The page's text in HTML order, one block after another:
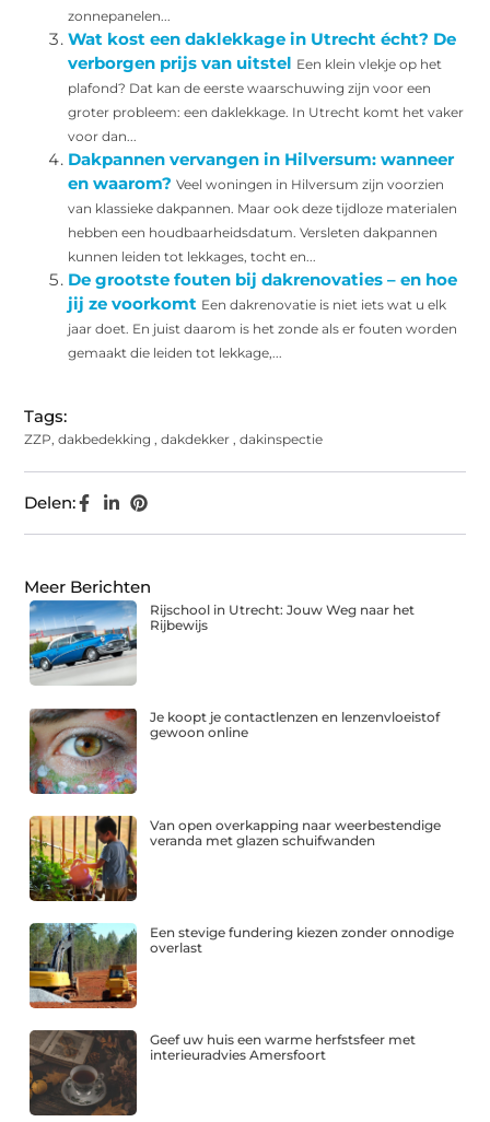
zonnepanelen...
Wat kost een daklekkage in Utrecht écht? De
verborgen prijs van uitstel Een klein vlekje op het
plafond? Dat kan de eerste waarschuwing zijn voor een
groter probleem: een daklekkage. In Utrecht komt het vaker
voor dan...
Dakpannen vervangen in Hilversum: wanneer
en waarom? Veel woningen in Hilversum zijn voorzien
van klassieke dakpannen. Maar ook deze tijdloze materialen
hebben een houdbaarheidsdatum. Versleten dakpannen
kunnen leiden tot lekkages, tocht en...
De grootste fouten bij dakrenovaties – en hoe
jij ze voorkomt Een dakrenovatie is niet iets wat u elk
jaar doet. En juist daarom is het zonde als er fouten worden
gemaakt die leiden tot lekkage,...
Tags:
ZZP,dakbedekking ,dakdekker ,dakinspectie
Delen:
Meer Berichten
Rijschool in Utrecht: Jouw Weg naar het
Rijbewijs
Je koopt je contactlenzen en lenzenvloeistof
gewoon online
Van open overkapping naar weerbestendige
veranda met glazen schuifwanden
Een stevige fundering kiezen zonder onnodige
overlast
Geef uw huis een warme herfstsfeer met
interieuradvies Amersfoort